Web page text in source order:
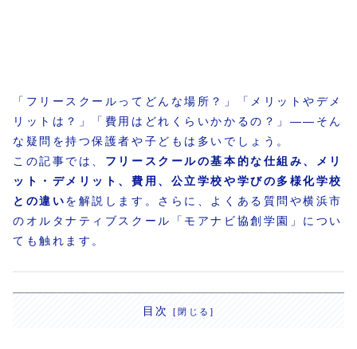
「フリースクールってどんな場所？」「メリットやデメ
リットは？」「費用はどれくらいかかるの？」――そん
な疑問を持つ保護者や子どもは多いでしょう。
この記事では、 フリースクールの基本的な仕組み、メリ
ット・デメリット、費用、公立学校や学びの多様化学校
との違いを解説します。さらに、よくある質問や横浜市
のオルタナティブスクール「モアナビ協創学園」につい
ても触れます。
目次